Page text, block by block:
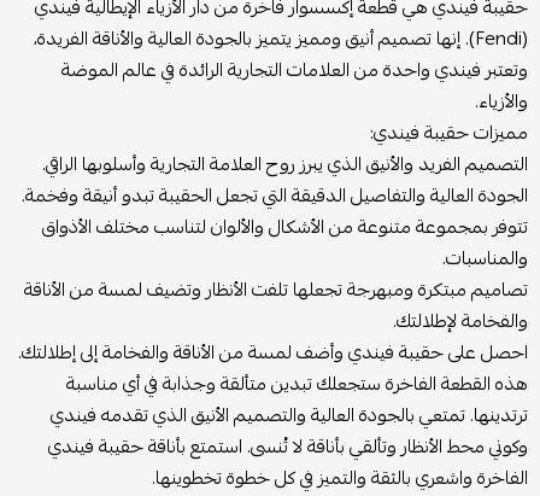
حقيبة فيندي هي قطعة إكسسوار فاخرة من دار الأزياء الإيطالية فيندي
(Fendi). إنها تصميم أنيق ومميز يتميز بالجودة العالية والأناقة الفريدة،
وتعتبر فيندي واحدة من العلامات التجارية الرائدة في عالم الموضة
والأزياء.
مميزات حقيبة فيندي:
التصميم الفريد والأنيق الذي يبرز روح العلامة التجارية وأسلوبها الراقي.
الجودة العالية والتفاصيل الدقيقة التي تجعل الحقيبة تبدو أنيقة وفخمة.
تتوفر بمجموعة متنوعة من الأشكال والألوان لتناسب مختلف الأذواق
والمناسبات.
تصاميم مبتكرة ومبهرجة تجعلها تلفت الأنظار وتضيف لمسة من الأناقة
والفخامة لإطلالتك.
احصل على حقيبة فيندي وأضف لمسة من الأناقة والفخامة إلى إطلالتك.
هذه القطعة الفاخرة ستجعلك تبدين متألقة وجذابة في أي مناسبة
ترتدينها. تمتعي بالجودة العالية والتصميم الأنيق الذي تقدمه فيندي
وكوني محط الأنظار وتألقي بأناقة لا تُنسى. استمتع بأناقة حقيبة فيندي
الفاخرة واشعري بالثقة والتميز في كل خطوة تخطوينها.